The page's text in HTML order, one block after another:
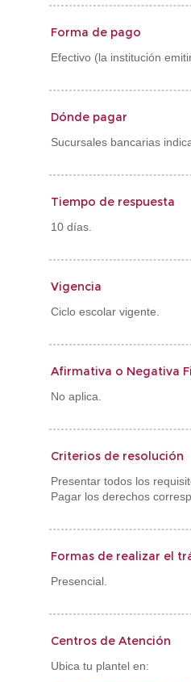
Forma de pago
Efectivo (la institución
Dónde pagar
Sucursales bancarias
Tiempo de respuesta
10 días.
Vigencia
Ciclo escolar vigente.
Afirmativa o Negativa
No aplica.
Criterios de resolución
Presentar todos los
Pagar los derechos
Formas de realizar el
Presencial.
Centros de Atención
Ubica tu plantel en: